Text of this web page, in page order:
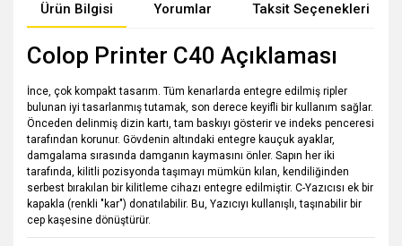
Ürün Bilgisi Yorumlar Taksit Seçenekleri
Colop Printer C40 Açıklaması
İnce, çok kompakt tasarım. Tüm kenarlarda entegre edilmiş ripler
bulunan iyi tasarlanmış tutamak, son derece keyifli bir kullanım sağlar.
Önceden delinmiş dizin kartı, tam baskıyı gösterir ve indeks penceresi
tarafından korunur. Gövdenin altındaki entegre kauçuk ayaklar,
damgalama sırasında damganın kaymasını önler. Sapın her iki
tarafında, kilitli pozisyonda taşımayı mümkün kılan, kendiliğinden
serbest bırakılan bir kilitleme cihazı entegre edilmiştir. C-Yazıcısı ek bir
kapakla (renkli "kar") donatılabilir. Bu, Yazıcıyı kullanışlı, taşınabilir bir
cep kaşesine dönüştürür.